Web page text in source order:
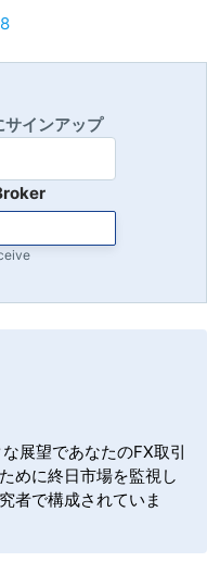
インアップ
展望であなたのFX取引
めに終日市場を監視し
者で構成されていま